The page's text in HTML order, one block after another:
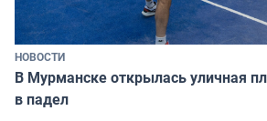
НОВОСТИ
В Мурманске открылась уличная
в падел